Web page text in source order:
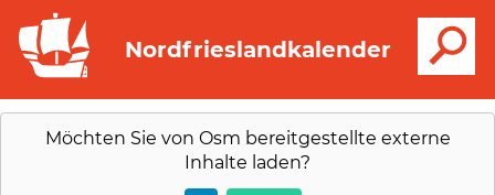
Nordfrieslandkalender
Möchten Sie von Osm bereitgestellte externe
Inhalte laden?